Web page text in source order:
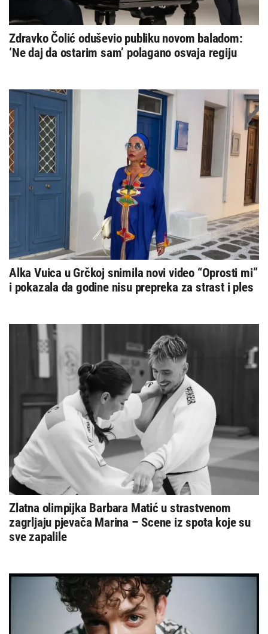
Zdravko Čolić oduševio publiku novom baladom:
‘Ne daj da ostarim sam’ polagano osvaja regiju
Alka Vuica u Grčkoj snimila novi video “Oprosti mi”
i pokazala da godine nisu prepreka za strast i ples
Zlatna olimpijka Barbara Matić u strastvenom
zagrljaju pjevača Marina – Scene iz spota koje su
sve zapalile